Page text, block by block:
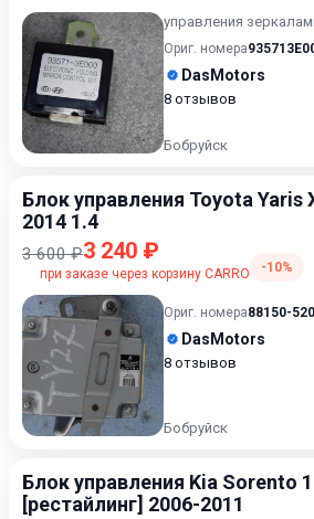
управления
Ориг. номера
DasMotors
8 отзывов
Бобруйск
Блок управления Toyota Yaris
2014 1.4
3 600 ₽3 240 ₽
при заказе через корзину CARRO -10%
Ориг. номера88150-
DasMotors
8 отзывов
Бобруйск
Блок управления Kia Sorento
[рестайлинг] 2006-2011